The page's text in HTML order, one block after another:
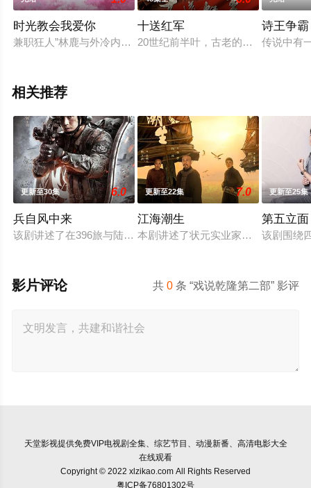
时光教会我爱你
兼职狂人”林鹿与外冷内热男总裁时敛森之间的故事。带着“钱罐
十送红军
20世纪前半叶，古老的华夏大地经
诗王争霸
传说中有
相关推荐
更新至30集 6.0
兵自风中来
该剧讲述了在396旅与陆军步兵学院联合举办的小型军事演习中
更新至22集 7.0
江海潮生
本剧讲述了状元实业家张謇创办大生
更新至25集
第五立面
该剧围绕
共0 条 “戏说乾隆第二部” 影评
影片评论
天堂影视提供免费VIP电视剧全集、综艺节目、动漫新番、高清电影大全
在线观看
Copyright © 2022 xlzikao.com All Rights Reserved
粤ICP备76801302号